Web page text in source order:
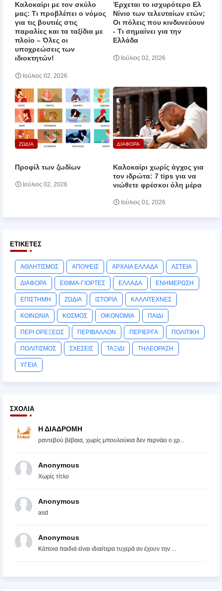
Καλοκαίρι με τον σκύλο
μας: Τι προβλέπει ο νόμος
για τις βουτιές στις
παραλίες και τα ταξίδια με
πλοίο – Όλες οι
υποχρεώσεις των
ιδιοκτητών!
Ιούλιος 02, 2026
Έρχεται το ισχυρότερο Ελ
Νίνιο των τελευταίων ετών;
Οι πόλεις που κινδυνεύουν
‑ Τι σημαίνει για την
Ελλάδα
Ιούλιος 02, 2026
ΖΩΔΙΑ
Προφίλ των ζωδίων
Ιούλιος 02, 2026
ΔΙΑΦΟΡΑ
Καλοκαίρι χωρίς άγχος για
τον ιδρώτα: 7 tips για να
νιώθετε φρέσκοι όλη μέρα
Ιούλιος 01, 2026
ΕΤΙΚΈΤΕΣ
ΑΘΛΗΤΙΣΜΟΣ ΑΠΟΨΕΙΣ ΑΡΧΑΙΑ ΕΛΛΑΔΑ ΑΣΤΕΙΑ
ΔΙΑΦΟΡΑ ΕΘΙΜΑ-ΓΙΟΡΤΕΣ ΕΛΛΑΔΑ ΕΝΗΜΕΡΩΣΗ
ΕΠΙΣΤΗΜΗ ΖΩΔΙΑ ΙΣΤΟΡΙΑ ΚΑΛΛΙΤΕΧΝΕΣ
ΚΟΙΝΩΝΙΑ ΚΟΣΜΟΣ ΟΙΚΟΝΟΜΙΑ ΠΑΙΔΙ
ΠΕΡΙ ΟΡΕΞΕΩΣ ΠΕΡΙΒΑΛΛΟΝ ΠΕΡΙΕΡΓΑ ΠΟΛΙΤΙΚΗ
ΠΟΛΙΤΙΣΜΟΣ ΣΧΕΣΕΙΣ ΤΑΞΙΔΙ ΤΗΛΕΟΡΑΣΗ
ΥΓΕΙΑ
ΣΧΌΛΙΑ
Η ΔΙΑΔΡΟΜΗ
ραντεβού βέβαια, χωρίς μπουλούκια δεν περνάει ο χρ...
Anonymous
Χωρίς τίτλο
Anonymous
asd
Anonymous
Κάποια παιδιά είναι ιδιαίτερα τυχερά αν έχουν την ...